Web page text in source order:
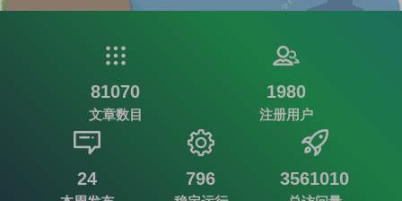
81070
文章数目
1980
注册用户
24 796 3561010